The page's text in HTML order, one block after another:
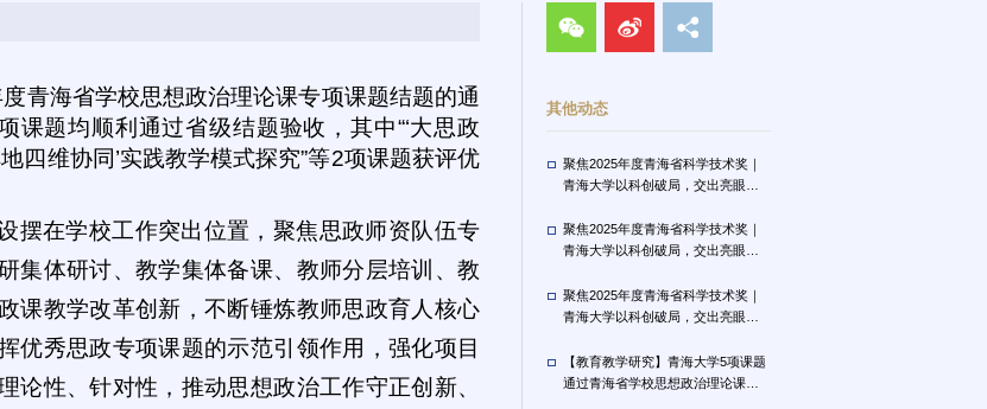
青海省学校思想政治理论课专项课题结题的通
题均顺利通过省级结题验收，其中“‘大思政
四维协同’实践教学模式探究”等2项课题获评优
摆在学校工作突出位置，聚焦思政师资队伍专
集体研讨、教学集体备课、教师分层培训、教
课教学改革创新，不断锤炼教师思政育人核心
优秀思政专项课题的示范引领作用，强化项目
论性、针对性，推动思想政治工作守正创新、
其他动态
聚焦2025年度青海省科学技术奖｜
青海大学以科创破局，交出亮眼答
聚焦2025年度青海省科学技术奖｜
青海大学以科创破局，交出亮眼答
聚焦2025年度青海省科学技术奖｜
青海大学以科创破局，交出亮眼答
【教育教学研究】青海大学5项课题
通过青海省学校思想政治理论课专